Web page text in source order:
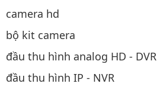
camera hd
bộ kit camera
đầu thu hình analog HD - DVR
đầu thu hình IP - NVR